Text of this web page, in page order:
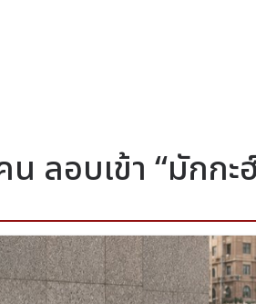
น ลอบเข้า “มักก